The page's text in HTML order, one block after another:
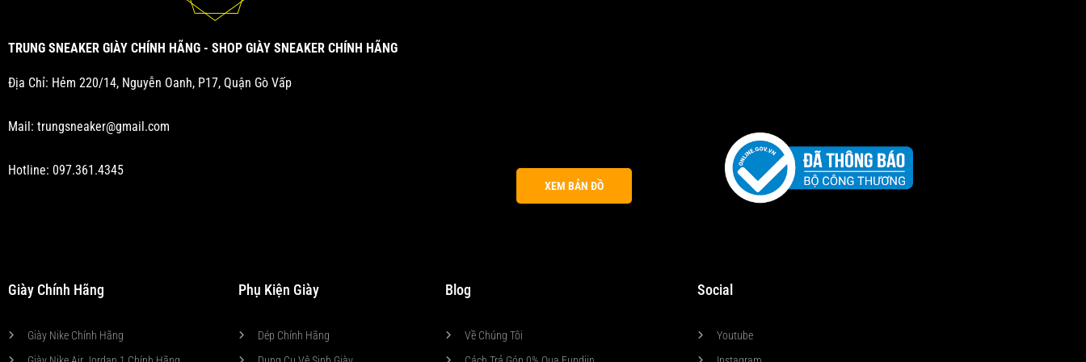
TRUNG SNEAKER GIÀY CHÍNH HÃNG - SHOP GIÀY SNEAKER CHÍNH HÃNG
Địa Chỉ: Hẻm 220/14, Nguyễn Oanh, P17, Quận Gò Vấp
Mail: trungsneaker@gmail.com
Hotline: 097.361.4345
XEM BẢN ĐỒ
Giày Chính Hãng
Giày Nike Chính Hãng
Phụ Kiện Giày
Dép Chính Hãng
Blog
Về Chúng Tôi
Social
Youtube